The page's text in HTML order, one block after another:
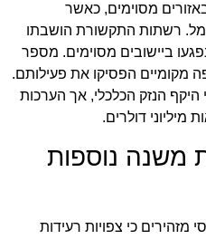
מסוימים, כאשר
חשמל. רשתות התקשורת הושבתו
ביישובים מסוימים. מספר
מקומיים הפסיקו את פעילותם.
היקף הנזק הכלכלי, אך הערכות
מיליוני דולרים.
משנה נוספות
מזהירים כי צפויות רעידות